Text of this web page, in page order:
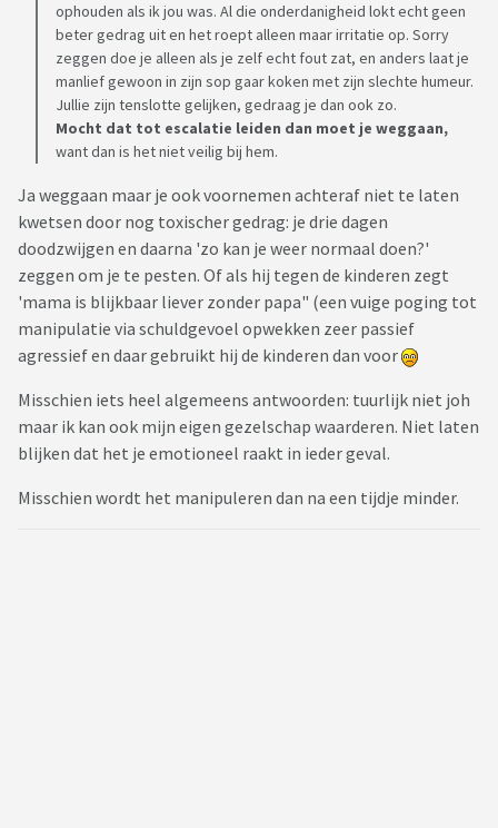
ophouden als ik jou was. Al die onderdanigheid lokt echt geen
beter gedrag uit en het roept alleen maar irritatie op. Sorry
zeggen doe je alleen als je zelf echt fout zat, en anders laat je
manlief gewoon in zijn sop gaar koken met zijn slechte humeur.
Jullie zijn tenslotte gelijken, gedraag je dan ook zo.
Mocht dat tot escalatie leiden dan moet je weggaan,
want dan is het niet veilig bij hem.
Ja weggaan maar je ook voornemen achteraf niet te laten
kwetsen door nog toxischer gedrag: je drie dagen
doodzwijgen en daarna 'zo kan je weer normaal doen?'
zeggen om je te pesten. Of als hij tegen de kinderen zegt
'mama is blijkbaar liever zonder papa" (een vuige poging tot
manipulatie via schuldgevoel opwekken zeer passief
agressief en daar gebruikt hij de kinderen dan voor
Misschien iets heel algemeens antwoorden: tuurlijk niet joh
maar ik kan ook mijn eigen gezelschap waarderen. Niet laten
blijken dat het je emotioneel raakt in ieder geval.
Misschien wordt het manipuleren dan na een tijdje minder.